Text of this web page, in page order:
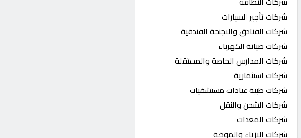
شركات تأجير السيارات
شركات الفنادق والاجنحة الفندقية
شركات صيانة الكهرباء
شركات المدارس الخاصة والمستقلة
شركات استثمارية
شركات طبية عيادات مستشفيات
شركات الشحن والنقل
شركات المعدات
شركات الازياء والموضة